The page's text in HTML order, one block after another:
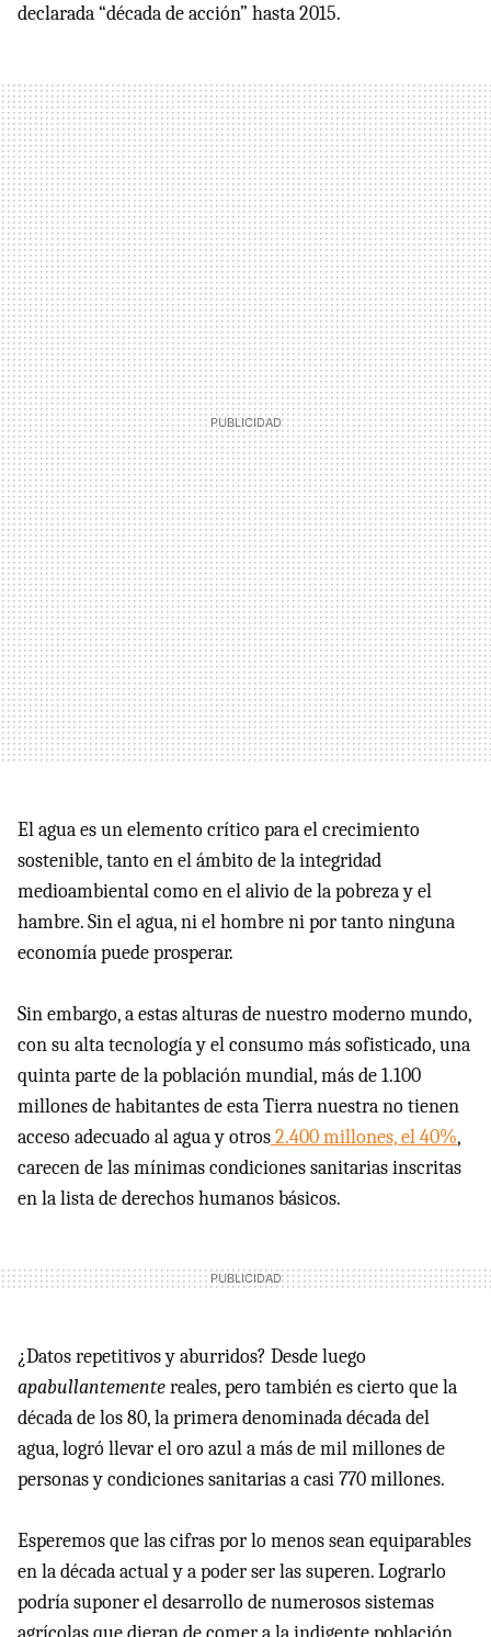
declarada “década de acción” hasta 2015.
El agua es un elemento crítico para el crecimiento
sostenible, tanto en el ámbito de la integridad
medioambiental como en el alivio de la pobreza y el
hambre. Sin el agua, ni el hombre ni por tanto ninguna
economía puede prosperar.
Sin embargo, a estas alturas de nuestro moderno mundo,
con su alta tecnología y el consumo más sofisticado, una
quinta parte de la población mundial, más de 1.100
millones de habitantes de esta Tierra nuestra no tienen
acceso adecuado al agua y otros2.400 millones, el 40%,
carecen de las mínimas condiciones sanitarias inscritas
en la lista de derechos humanos básicos.
¿Datos repetitivos y aburridos? Desde luego
apabullantementereales, pero también es cierto que la
década de los 80, la primera denominada década del
agua, logró llevar el oro azul a más de mil millones de
personas y condiciones sanitarias a casi 770 millones.
Esperemos que las cifras por lo menos sean equiparables
en la década actual y a poder ser las superen. Lograrlo
podría suponer el desarrollo de numerosos sistemas